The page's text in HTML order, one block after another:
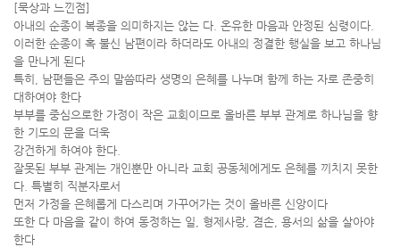
[묵상과 느낀점]
아내의 순종이 복종을 의미하지는 않는 다. 온유한 마음과 안정된 심령이다.
이러한 순종이 혹 불신 남편이라 하더라도 아내의 정결한 행실을 보고 하나님
을 만나게 된다
특히, 남편들은 주의 말씀따라 생명의 은혜를 나누며 함께 하는 자로 존중히
대하여야 한다
부부를 중심으로한 가정이 작은 교회이므로 올바른 부부 관계로 하나님을 향
한 기도의 문을 더욱
강건하게 하여야 한다.
잘못된 부부 관계는 개인뿐만 아니라 교회 공동체에게도 은혜를 끼치지 못한
다. 특별히 직분자로서
먼저 가정을 은혜롭게 다스리며 가꾸어가는 것이 올바른 신앙이다
또한 다 마음을 같이 하여 동정하는 일, 형제사랑, 겸손, 용서의 삶을 살아야
한다